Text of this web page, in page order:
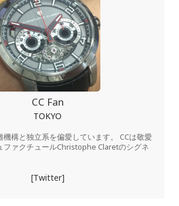
CC Fan
TOKYO
機構と独立系を偏愛しています。 CCは敬愛
ファクチュールChristophe Claretのシグネ
[Twitter]